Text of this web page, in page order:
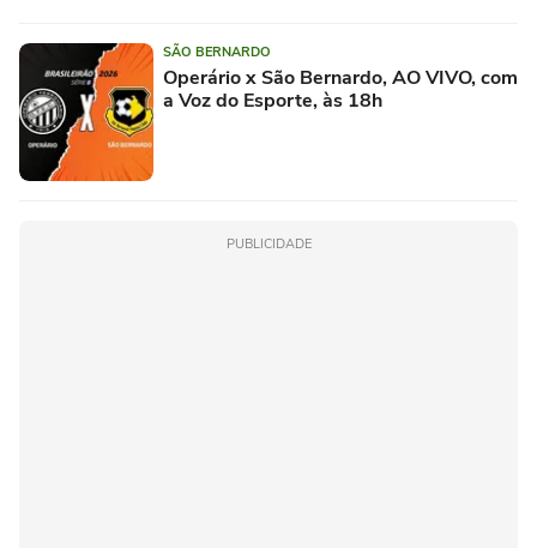
SÃO BERNARDO
Operário x São Bernardo, AO VIVO, com
a Voz do Esporte, às 18h
PUBLICIDADE